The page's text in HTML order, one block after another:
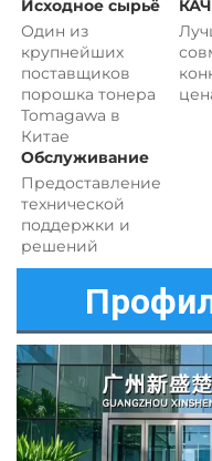
Исходное сырьё
Один из
крупнейших
поставщиков
порошка тонера
Tomagawa в
Китае
Обслуживание
Предоставление
технической
поддержки и
решений